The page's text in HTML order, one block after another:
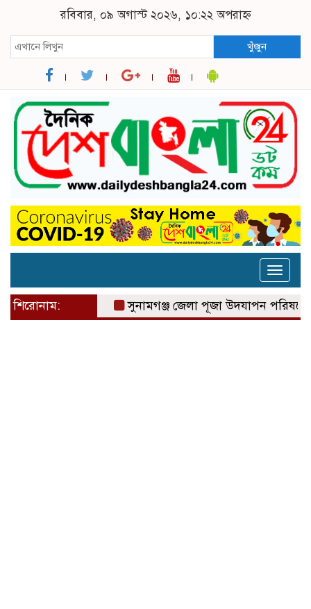
রবিবার, ০৯ অগাস্ট ২০২৬, ১০:২২ অপরাহ্ন
খুঁজুন
Toggle
শিরোনাম: সুনামগঞ্জ জেলা পূজা উদযাপন পরিষদের ৮১